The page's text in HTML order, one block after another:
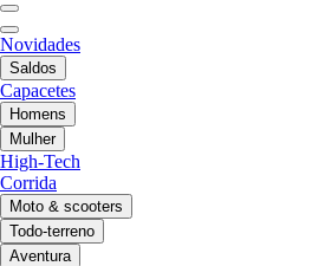
Novidades
Saldos
Capacetes
Homens
Mulher
High-Tech
Corrida
Moto & scooters
Todo-terreno
Aventura